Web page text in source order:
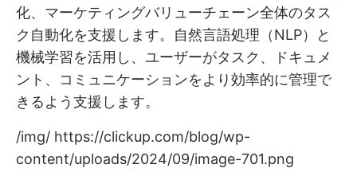
化、マーケティングバリューチェーン全体のタス
ク自動化を支援します。自然言語処理（NLP）と
機械学習を活用し、ユーザーがタスク、ドキュメ
ント、コミュニケーションをより効率的に管理で
きるよう支援します。
/img/ https://clickup.com/blog/wp-
content/uploads/2024/09/image-701.png